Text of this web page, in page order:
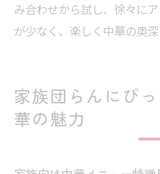
み合わせから試し、徐々に
が少なく、楽しく中華の奥深
家族団らんにぴ
華の魅力